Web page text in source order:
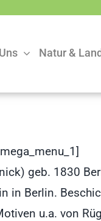
Natur &
geb. 1830
in Berlin.
u.a. von